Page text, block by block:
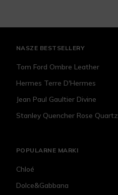
NASZE BESTSELLERY
Tom Ford Ombre Leather
Hermes Terre D'Hermes
Jean Paul Gaultier Divine
Stanley Quencher Rose Quartz
POPULARNE MARKI
Chloé
Dolce&Gabbana